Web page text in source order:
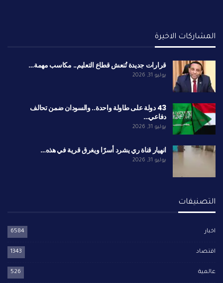
المشاركات الاخيرة
قرارات جديدة تُنعش قطاع التعليم.. مكاسب مهمة…
يوليو 31, 2026
43 دولة على طاولة واحدة.. والسودان ضمن تحالف
دفاعي…
يوليو 31, 2026
انهيار قناة ري يشرد أسرًا ويغرق قرية في هذه…
يوليو 31, 2026
التصنيفات
اخبار 6584
اقتصاد 1343
عالمية 526